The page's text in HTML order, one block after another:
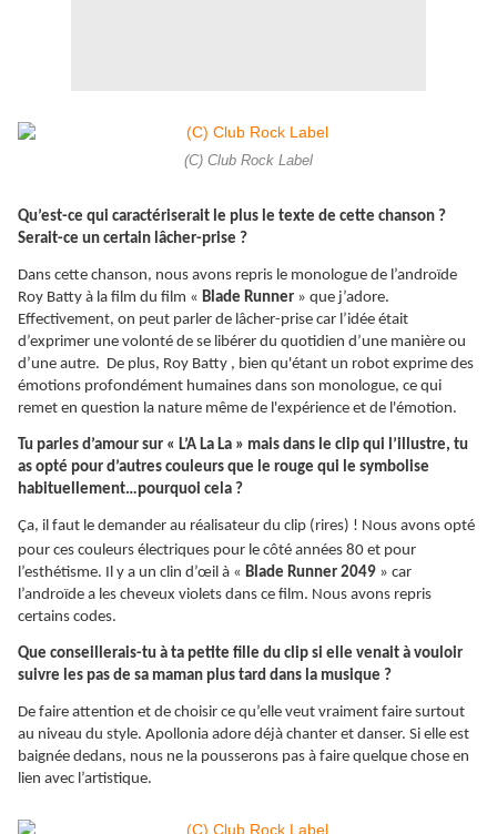
(C) Club Rock Label
Qu’est-ce qui caractériserait le plus le texte de cette chanson ?
Serait-ce un certain lâcher-prise ?
Dans cette chanson, nous avons repris le monologue de l’androïde
Roy Batty à la film du film « Blade Runner » que j’adore.
Effectivement, on peut parler de lâcher-prise car l’idée était
d’exprimer une volonté de se libérer du quotidien d’une manière ou
d’une autre. De plus, Roy Batty , bien qu'étant un robot exprime des
émotions profondément humaines dans son monologue, ce qui
remet en question la nature même de l'expérience et de l'émotion.
Tu parles d’amour sur « L’A La La » mais dans le clip qui l’illustre, tu
as opté pour d’autres couleurs que le rouge qui le symbolise
habituellement…pourquoi cela ?
Ça, il faut le demander au réalisateur du clip (rires) ! Nous avons opté
pour ces couleurs électriques pour le côté années 80 et pour
l’esthétisme. Il y a un clin d’œil à « Blade Runner 2049 » car
l’androïde a les cheveux violets dans ce film. Nous avons repris
certains codes.
Que conseillerais-tu à ta petite fille du clip si elle venait à vouloir
suivre les pas de sa maman plus tard dans la musique ?
De faire attention et de choisir ce qu’elle veut vraiment faire surtout
au niveau du style. Apollonia adore déjà chanter et danser. Si elle est
baignée dedans, nous ne la pousserons pas à faire quelque chose en
lien avec l’artistique.